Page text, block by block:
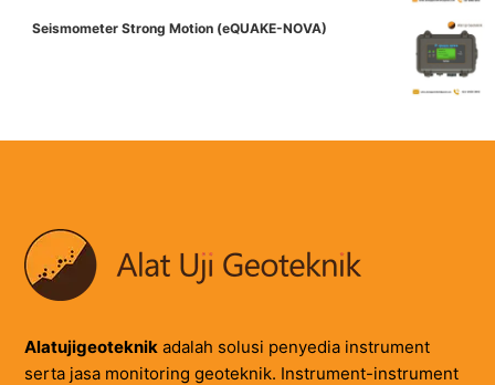
Seismometer Strong Motion (eQUAKE-NOVA)
Alatujigeoteknik adalah solusi penyedia instrument
serta jasa monitoring geoteknik. Instrument-instrument